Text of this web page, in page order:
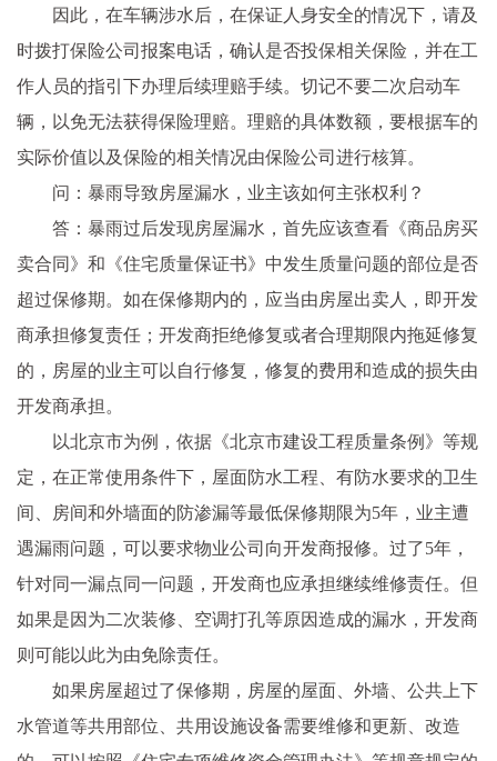
因此，在车辆涉水后，在保证人身安全的情况下，请及
时拨打保险公司报案电话，确认是否投保相关保险，并在工
作人员的指引下办理后续理赔手续。切记不要二次启动车
辆，以免无法获得保险理赔。理赔的具体数额，要根据车的
实际价值以及保险的相关情况由保险公司进行核算。
问：暴雨导致房屋漏水，业主该如何主张权利？
答：暴雨过后发现房屋漏水，首先应该查看《商品房买
卖合同》和《住宅质量保证书》中发生质量问题的部位是否
超过保修期。如在保修期内的，应当由房屋出卖人，即开发
商承担修复责任；开发商拒绝修复或者合理期限内拖延修复
的，房屋的业主可以自行修复，修复的费用和造成的损失由
开发商承担。
以北京市为例，依据《北京市建设工程质量条例》等规
定，在正常使用条件下，屋面防水工程、有防水要求的卫生
间、房间和外墙面的防渗漏等最低保修期限为5年，业主遭
遇漏雨问题，可以要求物业公司向开发商报修。过了5年，
针对同一漏点同一问题，开发商也应承担继续维修责任。但
如果是因为二次装修、空调打孔等原因造成的漏水，开发商
则可能以此为由免除责任。
如果房屋超过了保修期，房屋的屋面、外墙、公共上下
水管道等共用部位、共用设施设备需要维修和更新、改造